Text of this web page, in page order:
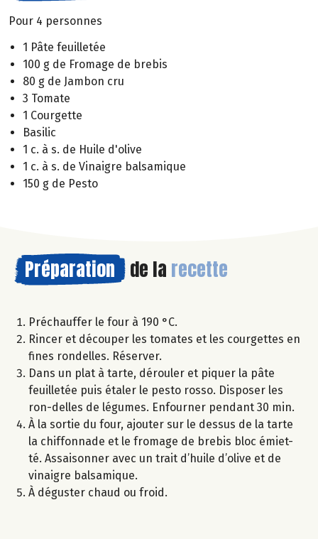
Pour 4 personnes
1 Pâte feuilletée
100 g de Fromage de brebis
80 g de Jambon cru
3 Tomate
1 Courgette
Basilic
1 c. à s. de Huile d'olive
1 c. à s. de Vinaigre balsamique
150 g de Pesto
Préparation de la recette
Préchauffer le four à 190 °C.
Rincer et découper les tomates et les courgettes en
fines rondelles. Réserver.
Dans un plat à tarte, dérouler et piquer la pâte
feuilletée puis étaler le pesto rosso. Disposer les
ron-delles de légumes. Enfourner pendant 30 min.
À la sortie du four, ajouter sur le dessus de la tarte
la chiffonnade et le fromage de brebis bloc émiet-
té. Assaisonner avec un trait d’huile d’olive et de
vinaigre balsamique.
À déguster chaud ou froid.